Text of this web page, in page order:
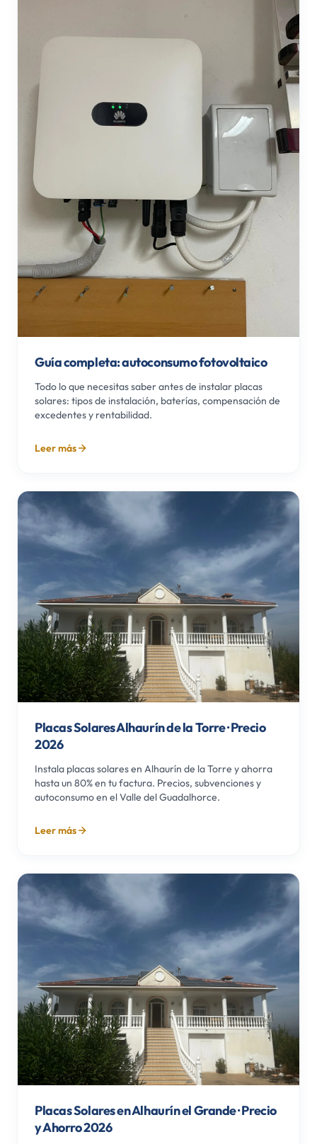
Guía completa: autoconsumo fotovoltaico
Todo lo que necesitas saber antes de instalar placas
solares: tipos de instalación, baterías, compensación de
excedentes y rentabilidad.
Leer más
Placas Solares Alhaurín de la Torre · Precio
2026
Instala placas solares en Alhaurín de la Torre y ahorra
hasta un 80% en tu factura. Precios, subvenciones y
autoconsumo en el Valle del Guadalhorce.
Leer más
Placas Solares en Alhaurín el Grande · Precio
y Ahorro 2026